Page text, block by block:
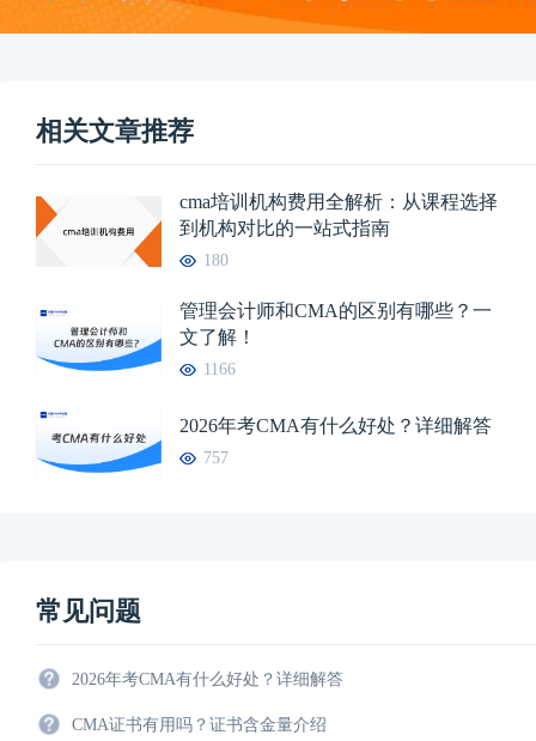
相关文章推荐
cma培训机构费用全解析：从课程选择
到机构对比的一站式指南
180
管理会计师和CMA的区别有哪些？一
文了解！
1166
2026年考CMA有什么好处？详细解答
757
常见问题
2026年考CMA有什么好处？详细解答
CMA证书有用吗？证书含金量介绍